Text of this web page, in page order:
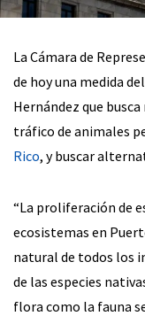
La Cámara de
de hoy una medida
Hernández que
tráfico de animales
Rico, y buscar
“La proliferación de
ecosistemas en
natural de todos los
de las especies
flora como la fauna